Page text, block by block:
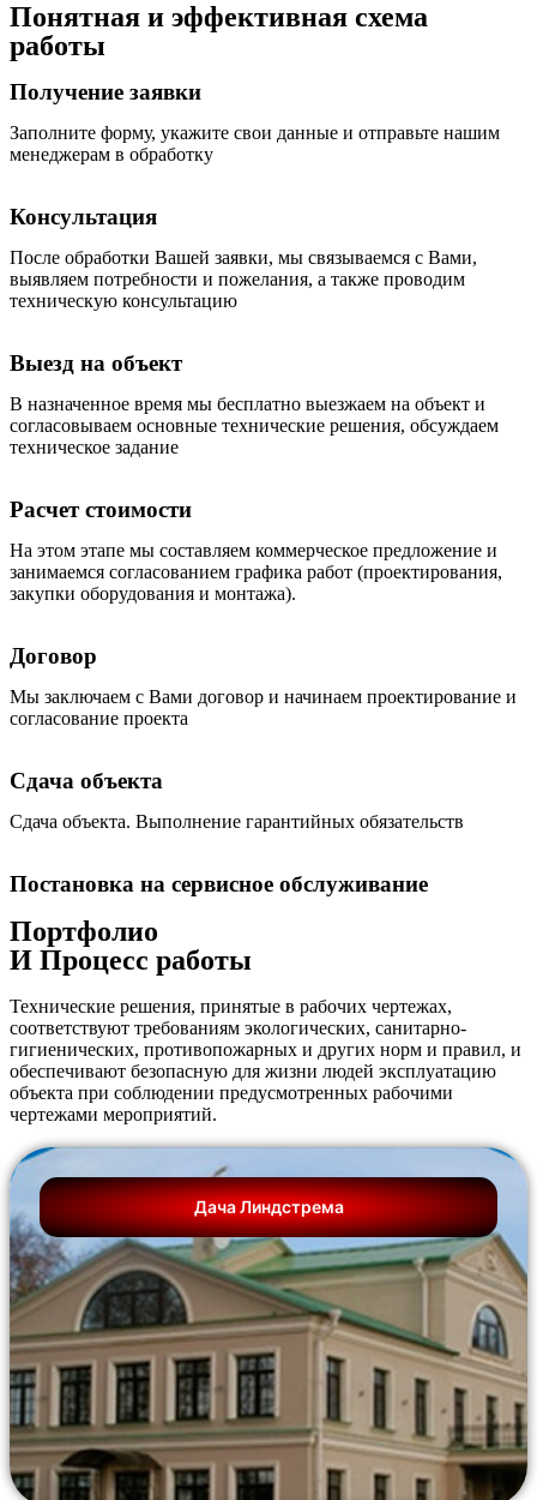
Понятная и эффективная схема
работы
Получение заявки
Заполните форму, укажите свои данные и отправьте нашим
менеджерам в обработку
Консультация
После обработки Вашей заявки, мы связываемся с Вами,
выявляем потребности и пожелания, а также проводим
техническую консультацию
Выезд на объект
В назначенное время мы бесплатно выезжаем на объект и
согласовываем основные технические решения, обсуждаем
техническое задание
Расчет стоимости
На этом этапе мы составляем коммерческое предложение и
занимаемся согласованием графика работ (проектирования,
закупки оборудования и монтажа).
Договор
Мы заключаем с Вами договор и начинаем проектирование и
согласование проекта
Сдача объекта
Сдача объекта. Выполнение гарантийных обязательств
Постановка на сервисное обслуживание
Портфолио
И Процесс работы
Технические решения, принятые в рабочих чертежах,
соответствуют требованиям экологических, санитарно-
гигиенических, противопожарных и других норм и правил, и
обеспечивают безопасную для жизни людей эксплуатацию
объекта при соблюдении предусмотренных рабочими
чертежами мероприятий.
Дача Линдстрема